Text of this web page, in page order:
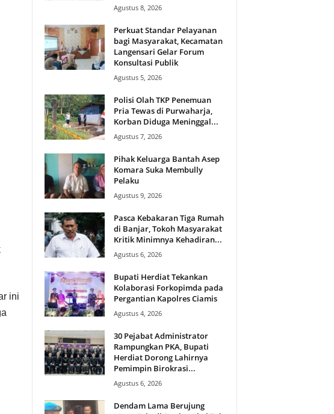
ini
Agustus 8, 2026
Perkuat Standar Pelayanan
bagi Masyarakat, Kecamatan
Langensari Gelar Forum
Konsultasi Publik
Agustus 5, 2026
Polisi Olah TKP Penemuan
Pria Tewas di Purwaharja,
Korban Diduga Meninggal...
Agustus 7, 2026
Pihak Keluarga Bantah Asep
Komara Suka Membully
Pelaku
Agustus 9, 2026
Pasca Kebakaran Tiga Rumah
di Banjar, Tokoh Masyarakat
Kritik Minimnya Kehadiran...
Agustus 6, 2026
Bupati Herdiat Tekankan
Kolaborasi Forkopimda pada
Pergantian Kapolres Ciamis
Agustus 4, 2026
30 Pejabat Administrator
Rampungkan PKA, Bupati
Herdiat Dorong Lahirnya
Pemimpin Birokrasi...
Agustus 6, 2026
Dendam Lama Berujung